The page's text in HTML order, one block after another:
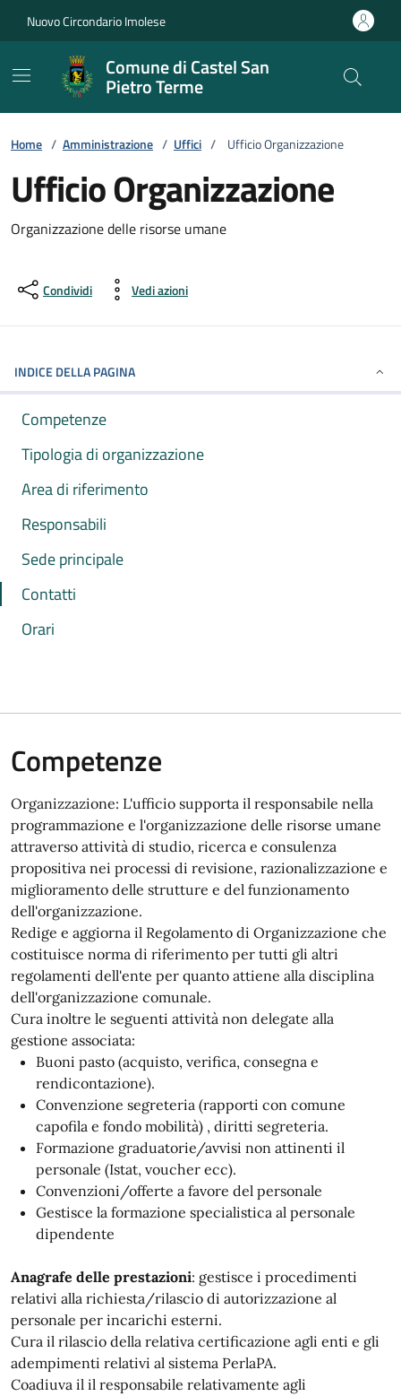
Nuovo Circondario Imolese
Comune di Castel San
Pietro Terme
Home / Amministrazione / Uffici / Ufficio Organizzazione
Ufficio Organizzazione
Organizzazione delle risorse umane
Condividi Vedi azioni
INDICE DELLA PAGINA
Competenze
Tipologia di organizzazione
Area di riferimento
Responsabili
Sede principale
Contatti
Orari
Competenze
Organizzazione: L'ufficio supporta il responsabile nella
programmazione e l'organizzazione delle risorse umane
attraverso attività di studio, ricerca e consulenza
propositiva nei processi di revisione, razionalizzazione e
miglioramento delle strutture e del funzionamento
dell'organizzazione.
Redige e aggiorna il Regolamento di Organizzazione che
costituisce norma di riferimento per tutti gli altri
regolamenti dell'ente per quanto attiene alla disciplina
dell'organizzazione comunale.
Cura inoltre le seguenti attività non delegate alla
gestione associata:
Buoni pasto (acquisto, verifica, consegna e
rendicontazione).
Convenzione segreteria (rapporti con comune
capofila e fondo mobilità) , diritti segreteria.
Formazione graduatorie/avvisi non attinenti il
personale (Istat, voucher ecc).
Convenzioni/offerte a favore del personale
Gestisce la formazione specialistica al personale
dipendente
Anagrafe delle prestazioni: gestisce i procedimenti
relativi alla richiesta/rilascio di autorizzazione al
personale per incarichi esterni.
Cura il rilascio della relativa certificazione agli enti e gli
adempimenti relativi al sistema PerlaPA.
Coadiuva il il responsabile relativamente agli